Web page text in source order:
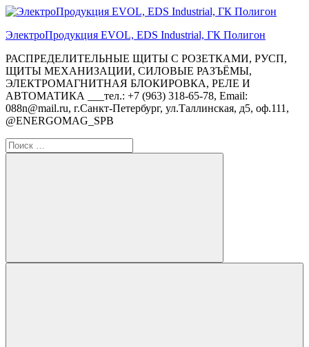
Перейти
содержимому
ЭлектроПродукция EVOL, EDS Industrial, ГК Полигон
РАСПРЕДЕЛИТЕЛЬНЫЕ ЩИТЫ С РОЗЕТКАМИ, РУСП,
ЩИТЫ МЕХАНИЗАЦИИ, СИЛОВЫЕ РАЗЪЁМЫ,
ЭЛЕКТРОМАГНИТНАЯ БЛОКИРОВКА, РЕЛЕ И
АВТОМАТИКА ___тел.: +7 (963) 318-65-78, Email:
088n@mail.ru, г.Санкт-Петербург, ул.Таллинская, д5, оф.111,
@ENERGOMAG_SPB
Поиск
для:
Поиск